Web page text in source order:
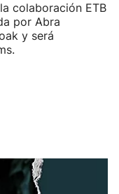
colaboración ETB
por Abra
y será